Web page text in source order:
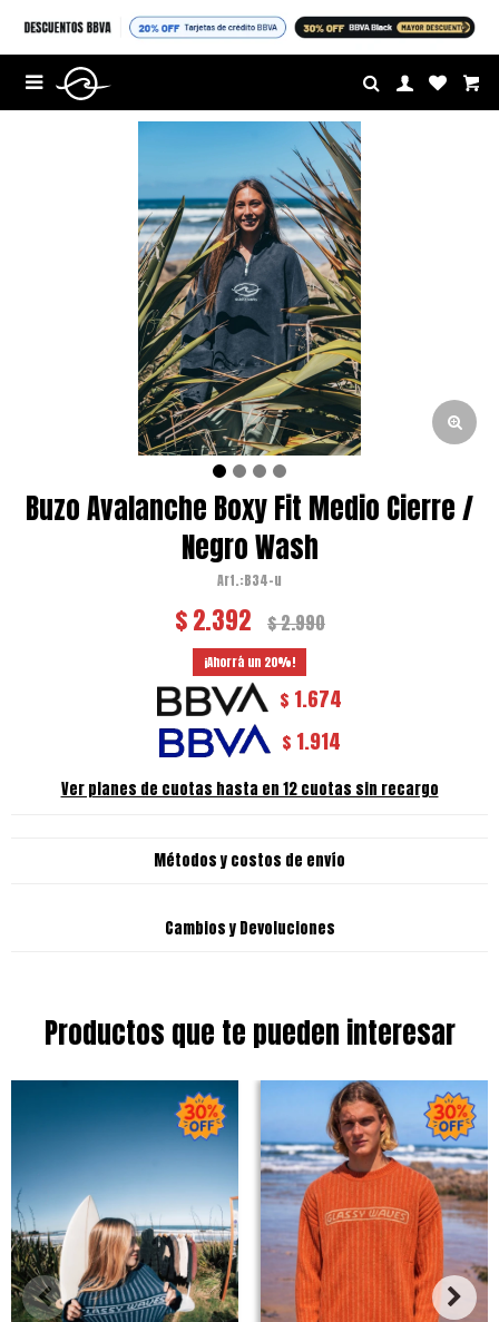


Buzo Avalanche Boxy Fit Medio Cierre /
Negro Wash
B34-u
$2.392 $2.990
20
$ 1.674
$ 1.914
Ver planes de cuotas hasta en 12 cuotas sin recargo
Métodos y costos de envío
Cambios y Devoluciones
Productos que te pueden interesar